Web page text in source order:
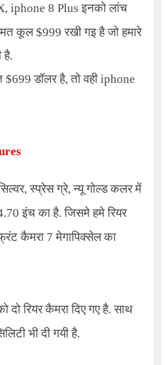
, iphone 8 Plus इनको लांच
कूल$999रखी गइ है जो हमारे
है.
$699डॉलर है, तो वही iphone
स्प्रेस ग्रे, न्यू गोल्ड कलर में
इंच का है. जिसमे हमे रियर
कैमरा 7 मेगापिक्सेल का
दो रियर कैमरा दिए गए है. साथ
भी दी गयी है.